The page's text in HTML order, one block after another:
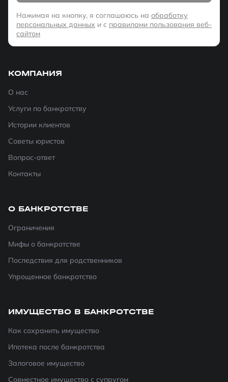
Нажимая на кнопку, я соглашаюсь на обработку
персональных данных и с правилами пользования веб-
сайтом
КОМПАНИЯ
О нас
Услуги по банкротству
Истории клиентов
Советы юристов
Вопрос-ответ
Контакты
О БАНКРОТСТВЕ
Ограничения
Мифы о банкротстве
Последствия для родственников
Упрощенное банкротство
ИМУЩЕСТВО В БАНКРОТСТВЕ
Как сохранить имущество
Ипотека после банкротства
Залоговое имущество
Совместное имущество с супругом